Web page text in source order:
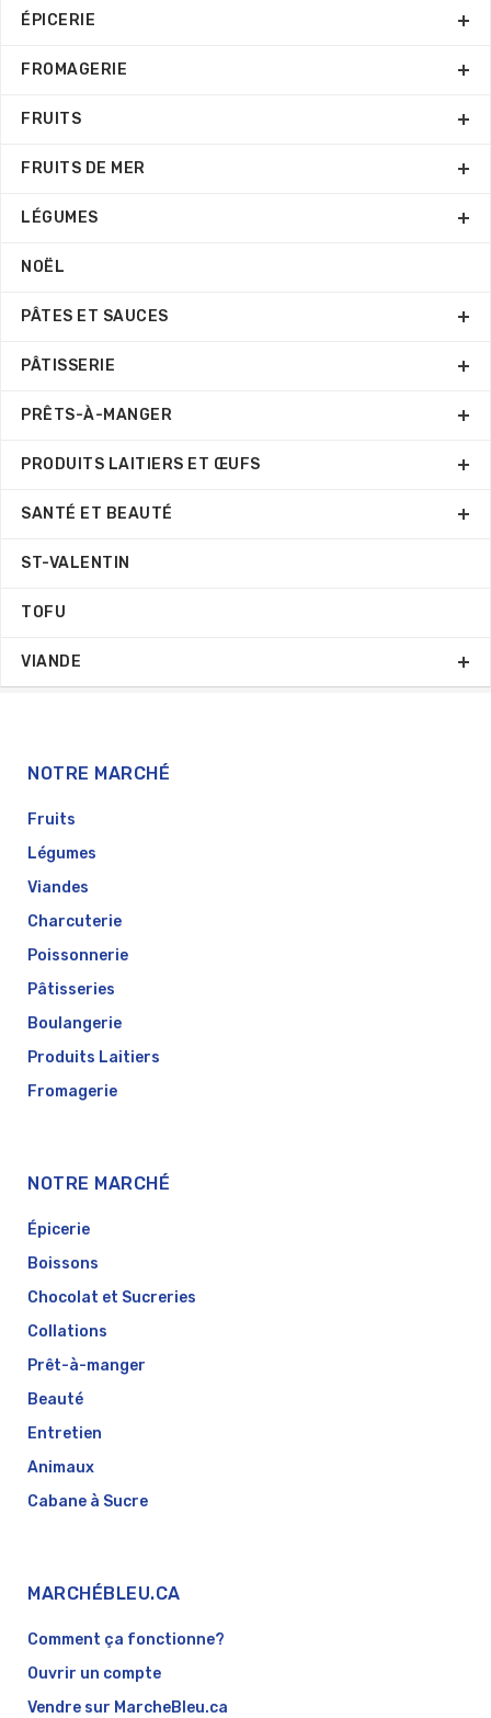
ÉPICERIE
FROMAGERIE
FRUITS
FRUITS DE MER
LÉGUMES
NOËL
PÂTES ET SAUCES
PÂTISSERIE
PRÊTS-À-MANGER
PRODUITS LAITIERS ET ŒUFS
SANTÉ ET BEAUTÉ
ST-VALENTIN
TOFU
VIANDE
NOTRE MARCHÉ
Fruits
Légumes
Viandes
Charcuterie
Poissonnerie
Pâtisseries
Boulangerie
Produits Laitiers
Fromagerie
NOTRE MARCHÉ
Épicerie
Boissons
Chocolat et Sucreries
Collations
Prêt-à-manger
Beauté
Entretien
Animaux
Cabane à Sucre
MARCHÉBLEU.CA
Comment ça fonctionne?
Ouvrir un compte
Vendre sur MarcheBleu.ca